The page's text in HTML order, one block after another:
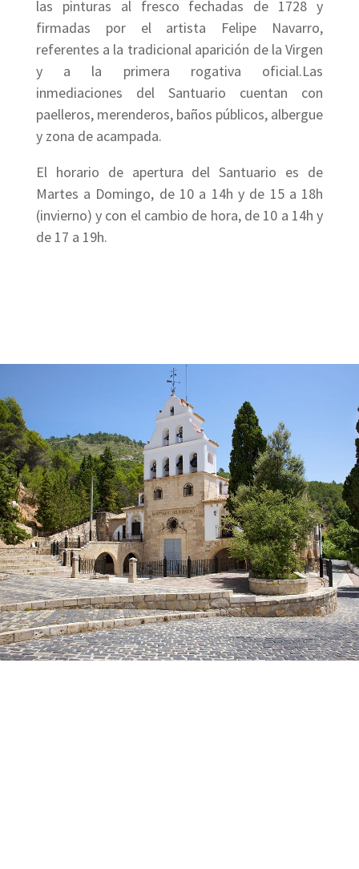
las pinturas al fresco fechadas de 1728 y
firmadas por el artista Felipe Navarro,
referentes a la tradicional aparición de la Virgen
y a la primera rogativa oficial.Las
inmediaciones del Santuario cuentan con
paelleros, merenderos, baños públicos, albergue
y zona de acampada.
El horario de apertura del Santuario es de
Martes a Domingo, de 10 a 14h y de 15 a 18h
(invierno) y con el cambio de hora, de 10 a 14h y
de 17 a 19h.